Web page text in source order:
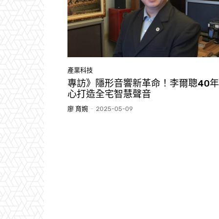
產業科技
專訪》隱形音響新革命！李爾聰40
心打造全宅智慧聲音
廖 育婉 - 2025-05-09